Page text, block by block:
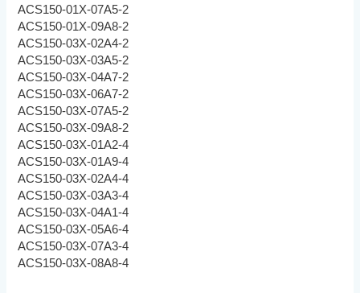
ACS150-01X-07A5-2
ACS150-01X-09A8-2
ACS150-03X-02A4-2
ACS150-03X-03A5-2
ACS150-03X-04A7-2
ACS150-03X-06A7-2
ACS150-03X-07A5-2
ACS150-03X-09A8-2
ACS150-03X-01A2-4
ACS150-03X-01A9-4
ACS150-03X-02A4-4
ACS150-03X-03A3-4
ACS150-03X-04A1-4
ACS150-03X-05A6-4
ACS150-03X-07A3-4
ACS150-03X-08A8-4